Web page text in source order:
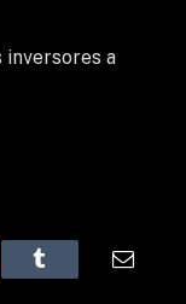
inversores a
Tumblr Email